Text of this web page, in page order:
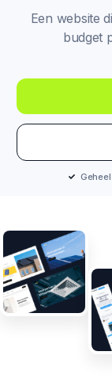
Een website
budget